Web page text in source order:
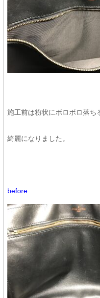
施工前は粉状にボロボロ落ち
綺麗になりました。
before